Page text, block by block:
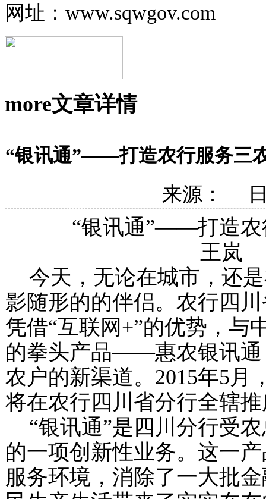
网址：www.sqwgov.com
more文章详情
“银讯通”——打造农行服务三
来源： 日
“银讯通”——打造农
王岚
今天，无论在城市，还
影随形的的伴侣。农行四
凭借“互联网+”的优势，与
的拳头产品——惠农银讯通
农户的新渠道。 2015年5月
将在农行四川省分行全辖
“银讯通”是四川分行受
的一项创新性业务。这一
服务环境，消除了一大批